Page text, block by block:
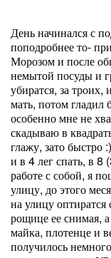
День начинался с
поподробнее то-
Морозом и после
немытой посуды и
убиратся, за троих,
мать, потом гладил
особенно мне не
скадываю в
глажу, зато быстро
и в 4 лег спать, в 8
работе с собой, я
улицу, до этого
на улицу
рощице ее снимая,
майка, плотенце и
получилось